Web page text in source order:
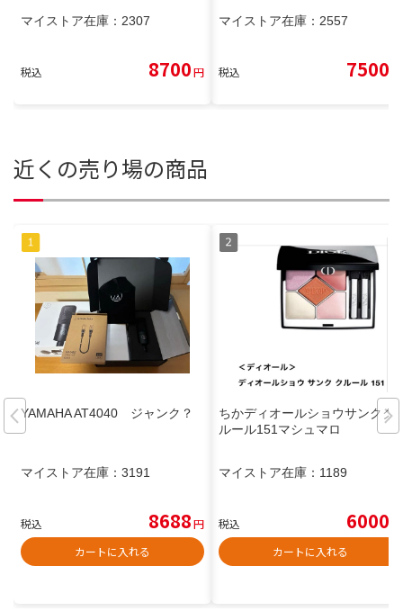
マイストア在庫： 2307
税込 8700円
マイストア在庫： 2557
税込 7500
近くの売り場の商品
YAMAHA AT4040 ジャンク？
マイストア在庫： 3191
税込 8688円
カートに入れる
ちかディオールショウサンクク
ルール151マシュマロ
マイストア在庫： 1189
税込 6000
カートに入れる